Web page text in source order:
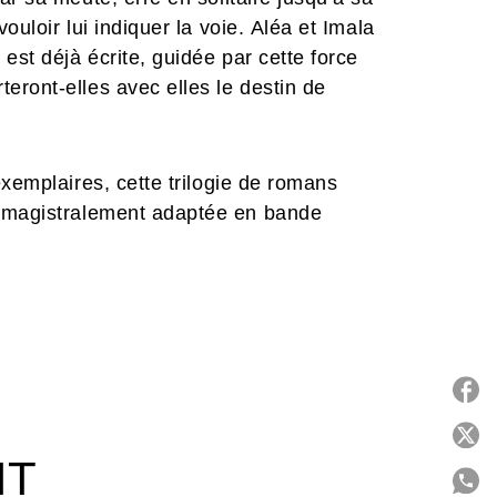
lui indiquer la voie. Aléa et Imala
déjà écrite, guidée par cette force
elles avec elles le destin de
cette trilogie de romans
adaptée en bande
les néophytes trouveront dans cette